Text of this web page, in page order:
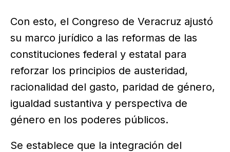
Con esto, el Congreso de Veracruz ajustó
su marco jurídico a las reformas de las
constituciones federal y estatal para
reforzar los principios de austeridad,
racionalidad del gasto, paridad de género,
igualdad sustantiva y perspectiva de
género en los poderes públicos.
Se establece que la integración del